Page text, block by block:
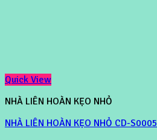
Quick View
NHÀ LIÊN HOÀN KẸO NHỎ
NHÀ LIÊN HOÀN KẸO NHỎ CD-S0005